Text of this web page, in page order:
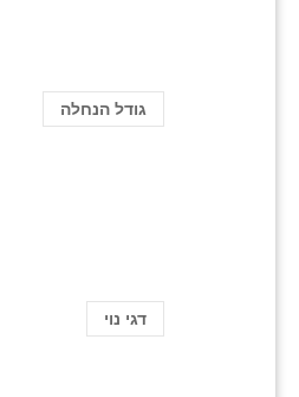
גודל הנחלה
דגי נוי